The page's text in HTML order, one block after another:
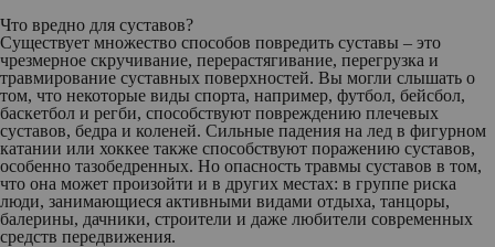
Что вредно для суставов?
Существует множество способов повредить суставы – это
чрезмерное скручивание, перерастягивание, перегрузка и
травмирование суставных поверхностей. Вы могли слышать о
том, что некоторые виды спорта, например, футбол, бейсбол,
баскетбол и регби, способствуют повреждению плечевых
суставов, бедра и коленей. Сильные падения на лед в фигурном
катании или хоккее также способствуют поражению суставов,
особенно тазобедренных. Но опасность травмы суставов в том,
что она может произойти и в других местах: в группе риска
люди, занимающиеся активными видами отдыха, танцоры,
балерины, дачники, строители и даже любители современных
средств передвижения.